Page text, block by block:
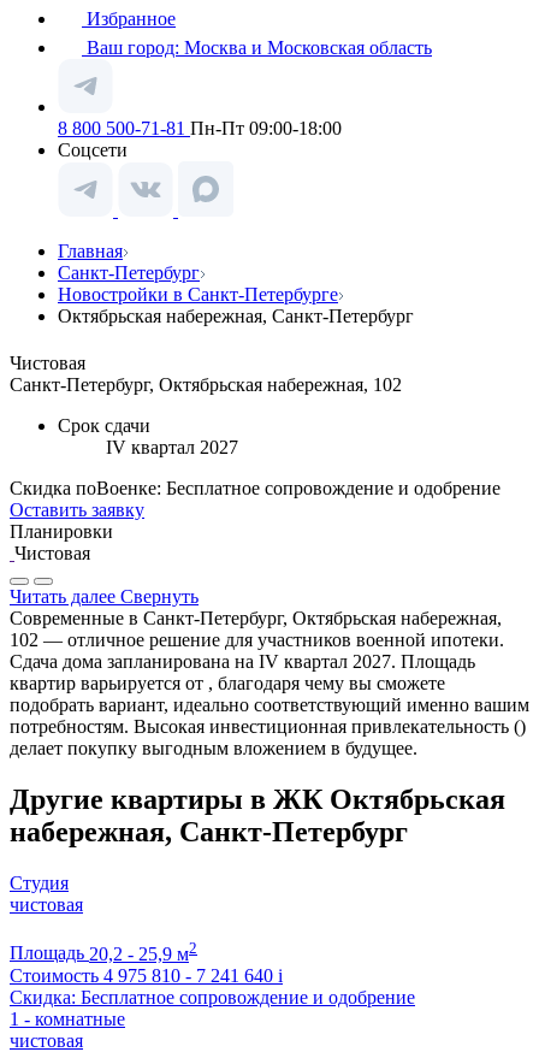
Избранное
Ваш город: Москва и Московская область
8 800 500-71-81 Пн-Пт 09:00-18:00
Соцсети
Главная
Санкт-Петербург
Новостройки в Санкт-Петербурге
Октябрьская набережная, Санкт-Петербург
Чистовая
Санкт-Петербург, Октябрьская набережная, 102
Срок сдачи
IV квартал 2027
Скидка поВоенке: Бесплатное сопровождение и одобрение
Оставить заявку
Планировки
Чистовая
Читать далее Свернуть
Современные в Санкт-Петербург, Октябрьская набережная,
102 — отличное решение для участников военной ипотеки.
Сдача дома запланирована на IV квартал 2027. Площадь
квартир варьируется от , благодаря чему вы сможете
подобрать вариант, идеально соответствующий именно вашим
потребностям. Высокая инвестиционная привлекательность ()
делает покупку выгодным вложением в будущее.
Другие квартиры в ЖК Октябрьская
набережная, Санкт-Петербург
Студия
чистовая
Площадь 20,2 - 25,9 м2
Стоимость 4 975 810 - 7 241 640 i
Скидка: Бесплатное сопровождение и одобрение
1 - комнатные
чистовая